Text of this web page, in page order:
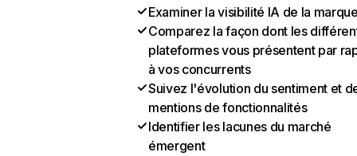
Examiner la visibilité IA de la
Comparez la façon dont les
plateformes vous présentent par
à vos concurrents
Suivez l'évolution du sentiment et
mentions de fonctionnalités
Identifier les lacunes du marché
émergent